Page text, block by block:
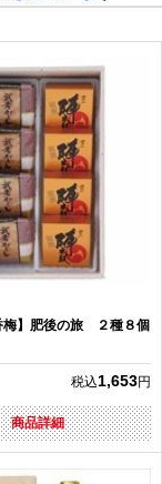
梅】肥後の旅 ２種８個
税込1,653円
商品詳細